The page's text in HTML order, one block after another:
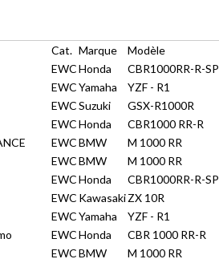
Cat. Marque Modèle
EWCHonda CBR1000RR-R-SP
EWCYamaha YZF - R1
EWCSuzuki GSX-R1000R
EWCHonda CBR1000 RR-R
EWCBMW M 1000 RR
EWCBMW M 1000 RR
EWCHonda CBR1000RR-R-SP
EWC KawasakiZX 10R
EWCYamaha YZF - R1
EWCHonda CBR 1000 RR-R
EWCBMW M 1000 RR